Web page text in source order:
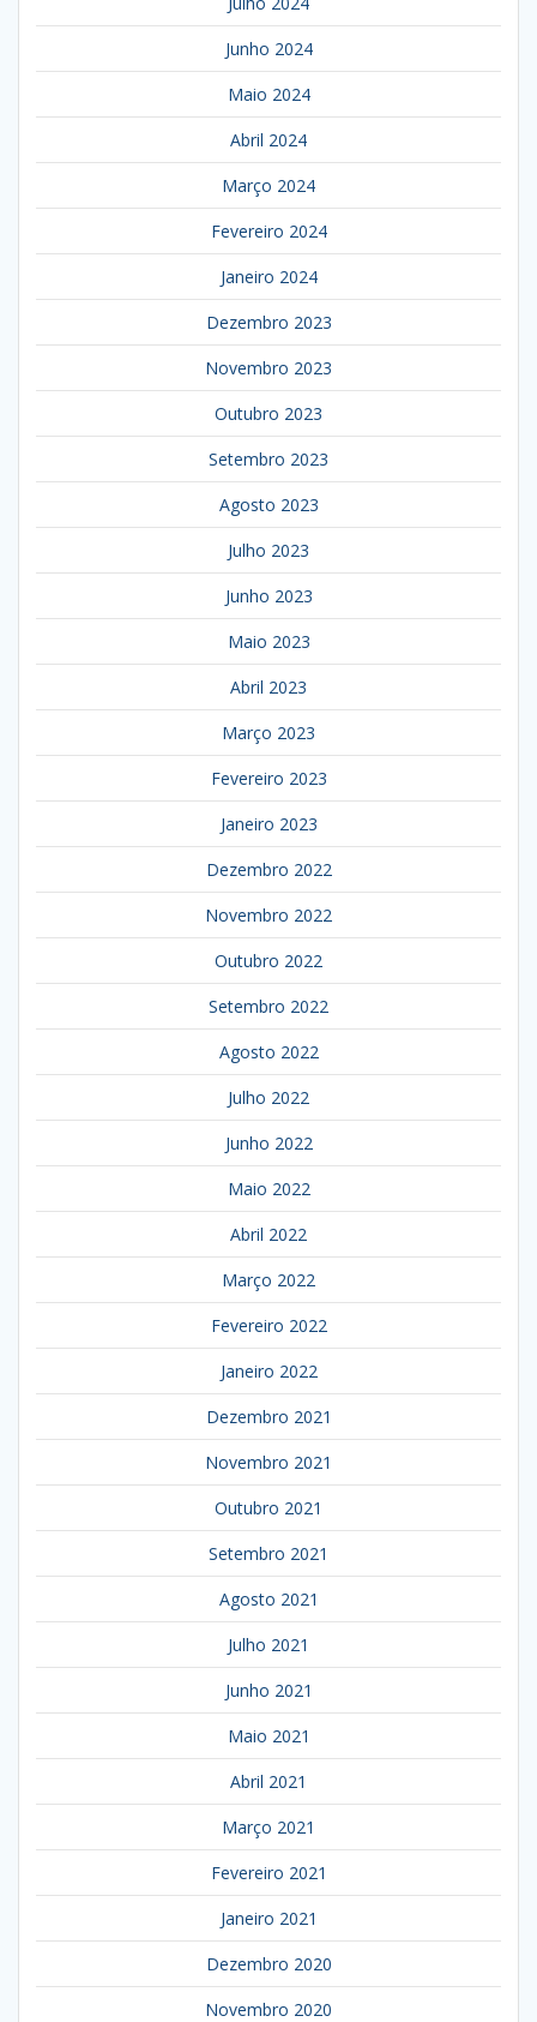
Junho 2024
Maio 2024
Abril 2024
Março 2024
Fevereiro 2024
Janeiro 2024
Dezembro 2023
Novembro 2023
Outubro 2023
Setembro 2023
Agosto 2023
Julho 2023
Junho 2023
Maio 2023
Abril 2023
Março 2023
Fevereiro 2023
Janeiro 2023
Dezembro 2022
Novembro 2022
Outubro 2022
Setembro 2022
Agosto 2022
Julho 2022
Junho 2022
Maio 2022
Abril 2022
Março 2022
Fevereiro 2022
Janeiro 2022
Dezembro 2021
Novembro 2021
Outubro 2021
Setembro 2021
Agosto 2021
Julho 2021
Junho 2021
Maio 2021
Abril 2021
Março 2021
Fevereiro 2021
Janeiro 2021
Dezembro 2020
Novembro 2020